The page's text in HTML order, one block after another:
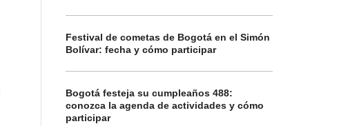
Festival de cometas de Bogotá en el Simón
Bolívar: fecha y cómo participar
Bogotá festeja su cumpleaños 488:
conozca la agenda de actividades y cómo
participar